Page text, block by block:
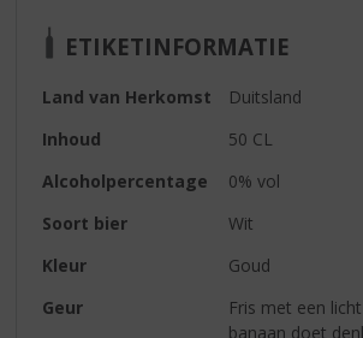
ETIKETINFORMATIE
Land van Herkomst
Duitsland
Inhoud
50 CL
Alcoholpercentage
0% vol
Soort bier
Wit
Kleur
Goud
Geur
Fris met een
banaan doet